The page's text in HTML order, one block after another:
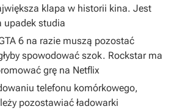
klapa w historii kina. Jest
upadek studia
6 na razie muszą pozostać
spowodować szok. Rockstar ma
grę na Netflix
telefonu komórkowego,
pozostawiać ładowarki